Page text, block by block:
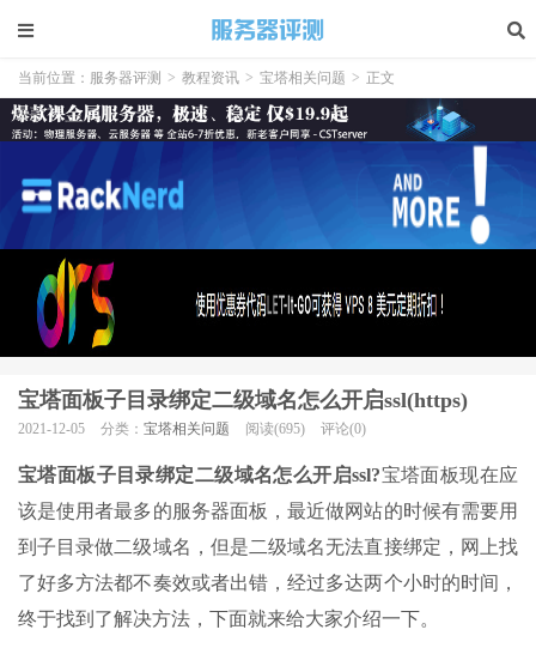
当前位置： 服务器评测 > 教程资讯 > 宝塔相关问题 > 正文
宝塔面板子目录绑定二级域名怎么开启ssl(https)
2021-12-05 分类： 宝塔相关问题 阅读(695) 评论(0)
宝塔面板子目录绑定二级域名怎么开启ssl?宝塔面板现在应
该是使用者最多的服务器面板，最近做网站的时候有需要用
到子目录做二级域名，但是二级域名无法直接绑定，网上找
了好多方法都不奏效或者出错，经过多达两个小时的时间，
终于找到了解决方法，下面就来给大家介绍一下。